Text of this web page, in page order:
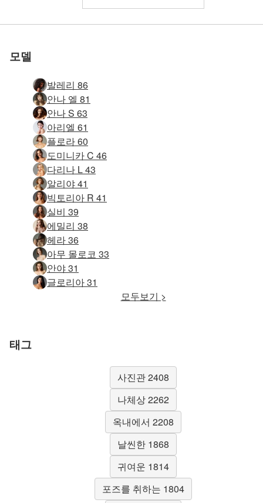
Krista Lysa Ruslana 트리오 #69
이벳 데님 핫팬츠 #83
폴리나 구찌 걸 #29
코나타 게이샤 #57
코시 핑크 핑크 #66
안나 S 원탁 #19
로 평가됨
우리와 함께하세
요
케이티 아프로디테 #42
오르시 화이트 #41
웃기고 섹시한 하나 #48
엘비라 블랙 레깅스 #59
이벳 데님 핫팬츠 #79
빅토리아 R 블랙 바디 #28
로 평가됨
우리와 함께하세
요
안나 S 해머타임 #19
빅토리아 R 블랙 바디 #32
Anna S 아메리칸 어패럴 양말 #24
실비 블랙 온 블랙 #30
코나타 게이샤 #9
코시 핑크 핑크 #50
로 평가됨
우리와 함께하세
요
빅토리아 R 빠는 에 스판덱스 #34
케이티 아프로디테 #34Victoria R 지배자 부분 1 #52
안나 S 원탁 #39
코시 핑크 핑크 #38
안나 S 베개 #28빅토리아 R 레드 핫 #49
스타샤 하이힐 #11
테레자 바디 락 #43
아야 베센 18번째 생일 #50
로 평가됨
우리와 함께하세
요
브리기 탑모델 #52
테레자 피트니스 1부 #87
사키 블루 온 블루 #2Silvie 검정 속박 #23
오르시 화이트 비키니 #2
빅토리아 R 슈팅스타 #80
로 평가됨
우리와 함께하세
요
빅토리아 R 옷을 입고 섹스 #62
실비 스킨 컬러 드레스 #37Teti 새로운 Hegre 모델 #1
에리카 F 클로즈업 #11
Teti 새로운 Hegre 모델 #41
실비 총 #6
로 평가됨
우리와 함께하세
요
Anna S 블랙 온 블랙 #13
모델
발레리 86
안나 엘 81
안나 S 63
아리엘 61
플로라 60
도미니카 C 46
다리나 L 43
알리야 41
빅토리아 R 41
실비 39
에밀리 38
헤라 36
아무 몰로코 33
안야 31
글로리아 31
모두보기 >
태그
사진관 2408
나체상 2262
옥내에서 2208
날씬한 1868
귀여운 1814
포즈를 취하는 1804